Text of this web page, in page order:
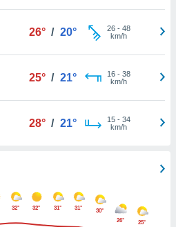
26° / 20° 26- 48
km/h
25° / 21° 16- 38
km/h
28° / 21° 15- 34
km/h
32° 32° 31° 31°
30°
26°
25°